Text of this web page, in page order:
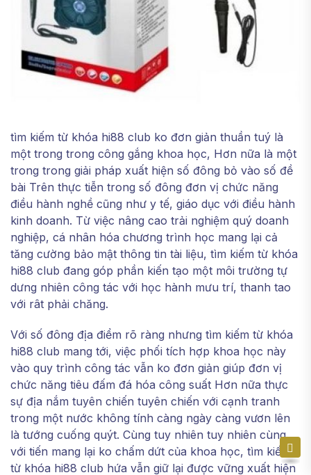
tìm kiếm từ khóa hi88 club ko đơn giản thuần tuý là
một trong trong công gắng khoa học, Hơn nữa là một
trong trong giải pháp xuất hiện số đông bỏ vào số đề
bài Trên thực tiễn trong số đông đơn vị chức năng
điều hành nghề cũng như y tế, giáo dục với điều hành
kinh doanh. Từ việc nâng cao trải nghiệm quý doanh
nghiệp, cá nhân hóa chương trình học mang lại cả
tăng cường bảo mật thông tin tài liệu, tìm kiếm từ khóa
hi88 club đang góp phần kiến tạo một môi trường tự
dưng nhiên công tác với học hành mưu trí, thanh tao
với rât phải chăng.
Với số đông địa điểm rõ ràng nhưng tìm kiếm từ khóa
hi88 club mang tới, việc phối tích hợp khoa học này
vào quy trình công tác vẫn ko đơn giản giúp đơn vị
chức năng tiêu đấm đá hóa công suất Hơn nữa thực
sự địa nắm tuyên chiến tuyên chiến với cạnh tranh
trong một nước không tính càng ngày càng vươn lên
là tướng cuống quýt. Cùng tuy nhiên tuy nhiên cùng
với tiến mang lại ko chấm dứt của khoa học, tìm kiếm
từ khóa hi88 club hứa vẫn giữ lại được vững xuất hiện